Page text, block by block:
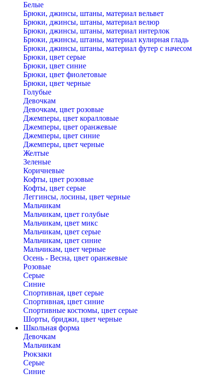
Белые
Брюки, джинсы, штаны, материал вельвет
Брюки, джинсы, штаны, материал велюр
Брюки, джинсы, штаны, материал интерлок
Брюки, джинсы, штаны, материал кулирная гладь
Брюки, джинсы, штаны, материал футер с начесом
Брюки, цвет серые
Брюки, цвет синие
Брюки, цвет фиолетовые
Брюки, цвет черные
Голубые
Девочкам
Девочкам, цвет розовые
Джемперы, цвет коралловые
Джемперы, цвет оранжевые
Джемперы, цвет синие
Джемперы, цвет черные
Желтые
Зеленые
Коричневые
Кофты, цвет розовые
Кофты, цвет серые
Леггинсы, лосины, цвет черные
Мальчикам
Мальчикам, цвет голубые
Мальчикам, цвет микс
Мальчикам, цвет серые
Мальчикам, цвет синие
Мальчикам, цвет черные
Осень - Весна, цвет оранжевые
Розовые
Серые
Синие
Спортивная, цвет серые
Спортивная, цвет синие
Спортивные костюмы, цвет серые
Шорты, бриджи, цвет черные
Школьная форма
Девочкам
Мальчикам
Рюкзаки
Серые
Синие